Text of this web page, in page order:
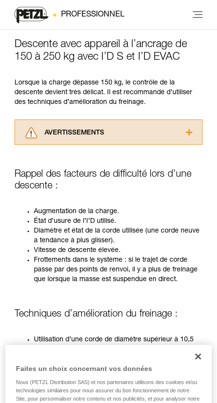
PROFESSIONNEL
Descente avec appareil à l’ancrage de
150 à 250 kg avec I’D S et I’D EVAC
Lorsque la charge dépasse 150 kg, le contrôle de la
descente devient très délicat. Il est recommandé d’utiliser
des techniques d’amélioration du freinage.
AVERTISSEMENTS
consulter. Vous devez avoir compris les
pouvoir comprendre ce complément
Maîtriser ces techniques nécessite une
formation et un entraînement spécifique. Validez
avec un professionnel votre capacité à refaire
la manipulation, seul, en toute sécurité, avant
de la reproduire en autonomie.
Nous donnons des exemples de techniques
liées à votre activité. Il peut en exister d’autres
que nous ne décrivons pas ici.
Rappel des facteurs de difficulté lors d’une
descente :
Augmentation de la charge.
État d’usure de l’I’D utilisé.
Diamètre et état de la corde utilisée (une corde neuve
a tendance à plus glisser).
Vitesse de descente élevée.
Frottements dans le système : si le trajet de corde
passe par des points de renvoi, il y a plus de freinage
que lorsque la masse est suspendue en direct.
Techniques d’amélioration du freinage :
Utilisation d’une corde de diamètre supérieur à 10,5
l’ancrage.
Manipulation par deux opérateurs (uniquement sur I’D
avant 2019)
Faites un choix concernant vos données
Nous (PETZL Distribution SAS) et nos partenaires utilisons des cookies et/ou
technologies similaires pour nous assurer du bon fonctionnement de notre
Site, pour personnaliser notre contenu et nos publicités, et pour analyser notre